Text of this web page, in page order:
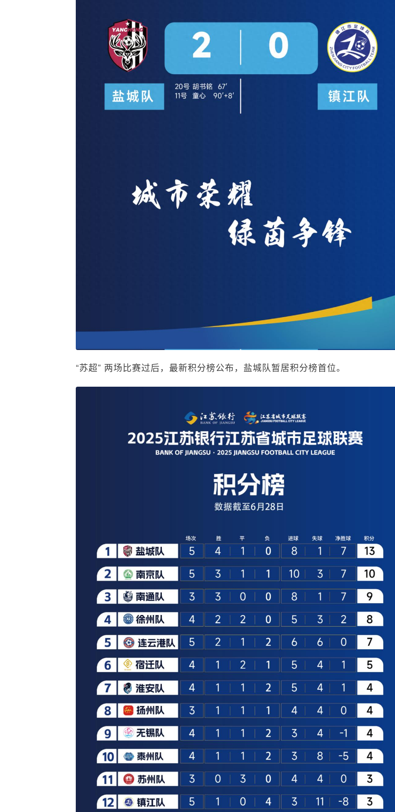
“苏超” 两场比赛过后，最新积分榜公布，盐城队暂居积分榜首位。